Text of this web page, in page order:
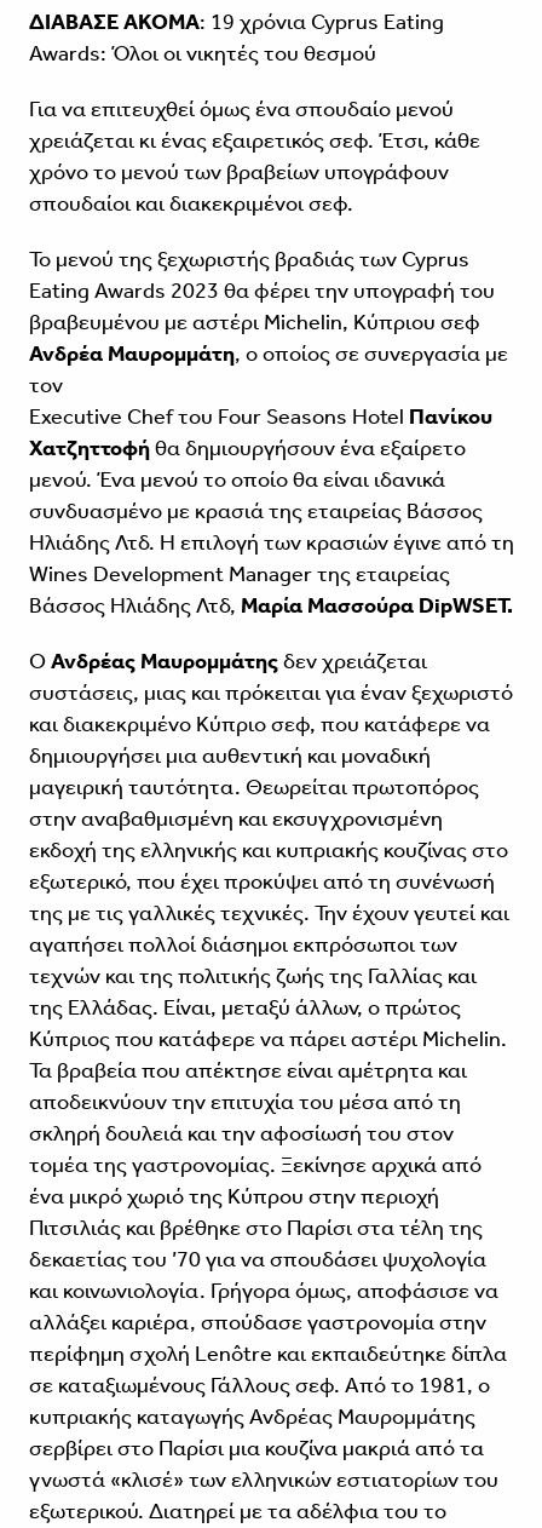
ΔΙΑΒΑΣΕ ΑΚΟΜΑ: 19 χρόνια Cyprus Eating
Awards: Όλοι οι νικητές του θεσμού
Για να επιτευχθεί όμως ένα σπουδαίο μενού
χρειάζεται κι ένας εξαιρετικός σεφ. Έτσι, κάθε
χρόνο το μενού των βραβείων υπογράφουν
σπουδαίοι και διακεκριμένοι σεφ.
Το μενού της ξεχωριστής βραδιάς των Cyprus
Eating Awards 2023 θα φέρει την υπογραφή του
βραβευμένου με αστέρι Michelin, Κύπριου σεφ
Ανδρέα Μαυρομμάτη, ο οποίος σε συνεργασία με
τον
Executive Chef του Four Seasons Hotel Πανίκου
Χατζηττοφήθα δημιουργήσουν ένα εξαίρετο
μενού. Ένα μενού το οποίο θα είναι ιδανικά
συνδυασμένο με κρασιά της εταιρείας Βάσσος
Ηλιάδης Λτδ. Η επιλογή των κρασιών έγινε από τη
Wines Development Manager της εταιρείας
Βάσσος Ηλιάδης Λτδ, Μαρία Μασσούρα DipWSET.
Ο Ανδρέας Μαυρομμάτηςδεν χρειάζεται
συστάσεις, μιας και πρόκειται για έναν ξεχωριστό
και διακεκριμένο Κύπριο σεφ, που κατάφερε να
δημιουργήσει μια αυθεντική και μοναδική
μαγειρική ταυτότητα. Θεωρείται πρωτοπόρος
στην αναβαθμισμένη και εκσυγχρονισμένη
εκδοχή της ελληνικής και κυπριακής κουζίνας στο
εξωτερικό, που έχει προκύψει από τη συνένωσή
της με τις γαλλικές τεχνικές. Την έχουν γευτεί και
αγαπήσει πολλοί διάσημοι εκπρόσωποι των
τεχνών και της πολιτικής ζωής της Γαλλίας και
της Ελλάδας. Είναι, μεταξύ άλλων, ο πρώτος
Κύπριος που κατάφερε να πάρει αστέρι Michelin.
Τα βραβεία που απέκτησε είναι αμέτρητα και
αποδεικνύουν την επιτυχία του μέσα από τη
σκληρή δουλειά και την αφοσίωσή του στον
τομέα της γαστρονομίας. Ξεκίνησε αρχικά από
ένα μικρό χωριό της Κύπρου στην περιοχή
Πιτσιλιάς και βρέθηκε στο Παρίσι στα τέλη της
δεκαετίας του ’70 για να σπουδάσει ψυχολογία
και κοινωνιολογία. Γρήγορα όμως, αποφάσισε να
αλλάξει καριέρα, σπούδασε γαστρονομία στην
περίφημη σχολή Lenôtre και εκπαιδεύτηκε δίπλα
σε καταξιωμένους Γάλλους σεφ. Από το 1981, ο
κυπριακής καταγωγής Ανδρέας Μαυρομμάτης
σερβίρει στο Παρίσι μια κουζίνα μακριά από τα
γνωστά «κλισέ» των ελληνικών εστιατορίων του
εξωτερικού. Διατηρεί με τα αδέλφια του το